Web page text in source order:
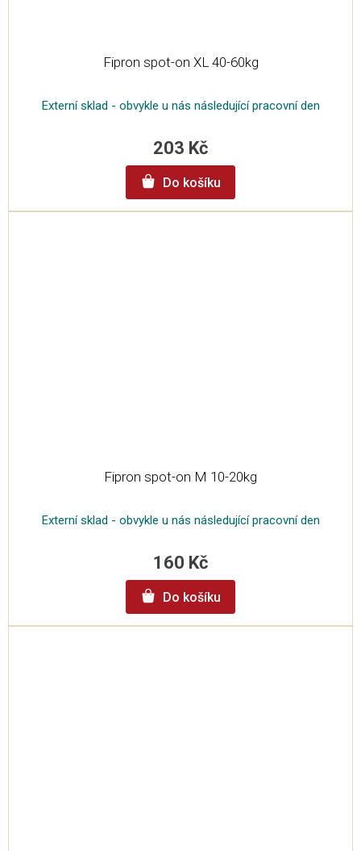
Fipron spot-on XL 40-60kg
Externí sklad - obvykle u nás následující pracovní den
203 Kč
Do košíku
Fipron spot-on M 10-20kg
Externí sklad - obvykle u nás následující pracovní den
160 Kč
Do košíku